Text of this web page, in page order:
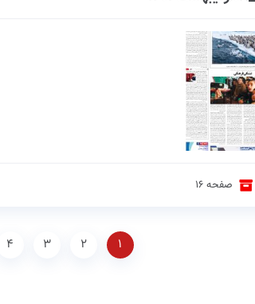
صفحه 16
1
2
3
4